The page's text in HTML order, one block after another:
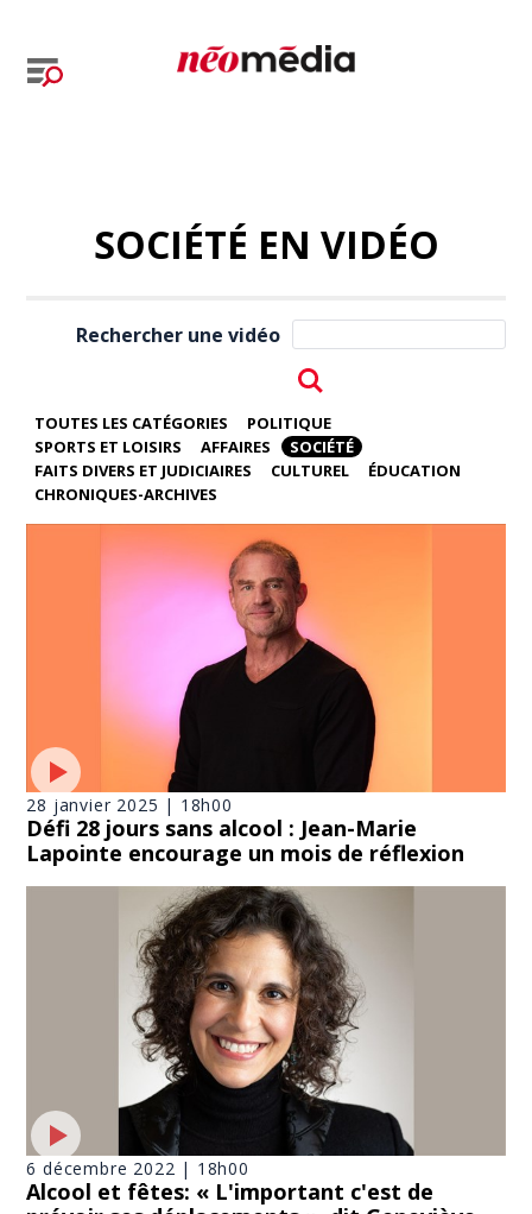
SOCIÉTÉ EN VIDÉO
Rechercher une vidéo
TOUTES LES CATÉGORIES
POLITIQUE
SPORTS ET LOISIRS
AFFAIRES
SOCIÉTÉ
FAITS DIVERS ET JUDICIAIRES
CULTUREL
ÉDUCATION
CHRONIQUES-ARCHIVES
28 janvier 2025 | 18h00
Défi 28 jours sans alcool : Jean-Marie
Lapointe encourage un mois de réflexion
6 décembre 2022 | 18h00
Alcool et fêtes: « L'important c'est de